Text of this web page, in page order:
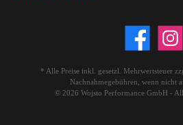
* Alle Preise inkl. gesetzl. Mehrwertsteuer
Nachnahmegebühren, wenn nicht
© 2026 Wojsto Performance GmbH -